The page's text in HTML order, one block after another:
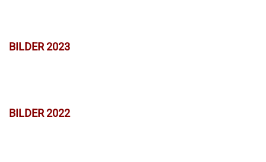
BILDER 2023
BILDER 2022